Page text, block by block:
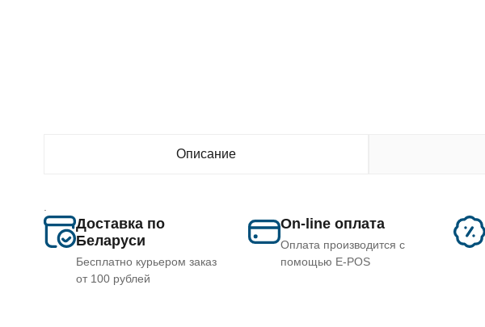
Описание
Доставка по
Беларуси
Бесплатно курьером заказ
от 100 рублей
On-line оплата
Оплата производится с
помощью E-POS